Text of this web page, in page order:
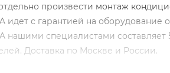
произвести монтаж
идет с гарантией на оборудование
нашими специалистами
Доставка по Москве и России.